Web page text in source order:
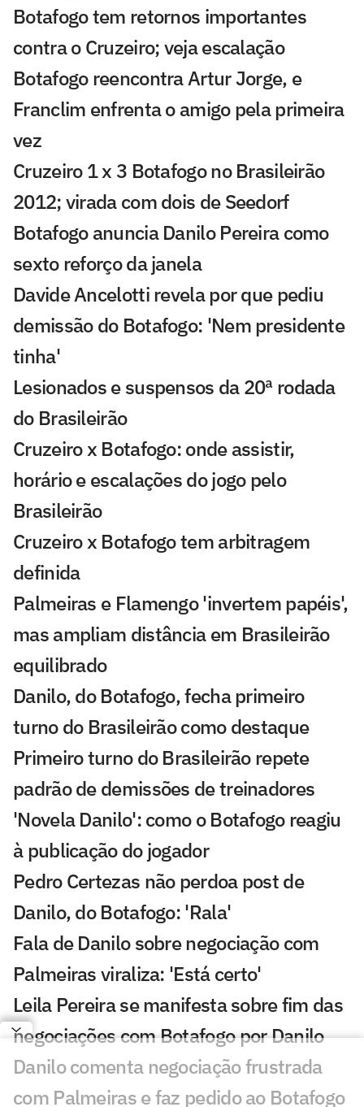
Botafogo tem retornos importantes
contra o Cruzeiro; veja escalação
Botafogo reencontra Artur Jorge, e
Franclim enfrenta o amigo pela primeira
vez
Cruzeiro 1 x 3 Botafogo no Brasileirão
2012; virada com dois de Seedorf
Botafogo anuncia Danilo Pereira como
sexto reforço da janela
Davide Ancelotti revela por que pediu
demissão do Botafogo: 'Nem presidente
tinha'
Lesionados e suspensos da 20ª rodada
do Brasileirão
Cruzeiro x Botafogo: onde assistir,
horário e escalações do jogo pelo
Brasileirão
Cruzeiro x Botafogo tem arbitragem
definida
Palmeiras e Flamengo 'invertem papéis',
mas ampliam distância em Brasileirão
equilibrado
Danilo, do Botafogo, fecha primeiro
turno do Brasileirão como destaque
Primeiro turno do Brasileirão repete
padrão de demissões de treinadores
'Novela Danilo': como o Botafogo reagiu
à publicação do jogador
Pedro Certezas não perdoa post de
Danilo, do Botafogo: 'Rala'
Fala de Danilo sobre negociação com
Palmeiras viraliza: 'Está certo'
Leila Pereira se manifesta sobre fim das
negociações com Botafogo por Danilo
Danilo comenta negociação frustrada
com Palmeiras e faz pedido ao Botafogo